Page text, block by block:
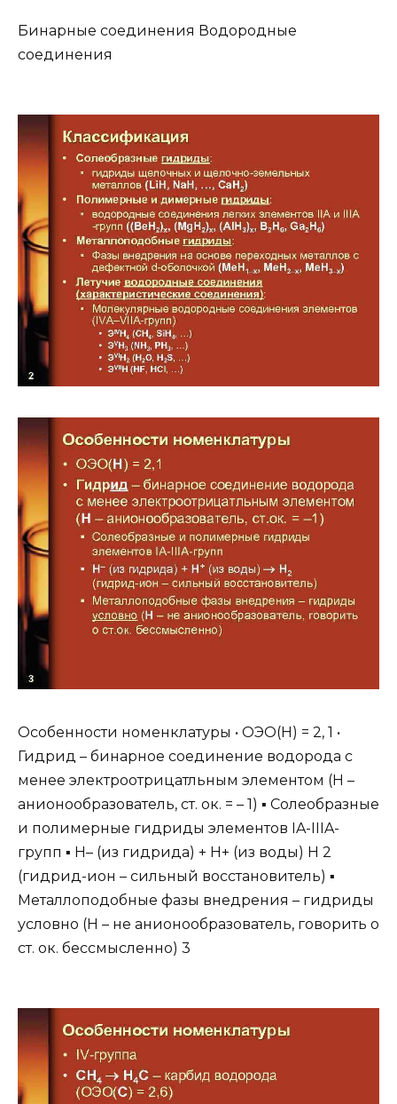
Бинарные соединения Водородные
соединения
Особенности номенклатуры • ОЭО(H) = 2, 1 •
Гидрид – бинарное соединение водорода с
менее электроотрицатльным элементом (H –
анионообразователь, ст. ок. = – 1) ▪ Солеобразные
и полимерные гидриды элементов IA-IIIA-
групп ▪ H– (из гидрида) + H+ (из воды) H 2
(гидрид-ион – сильный восстановитель) ▪
Металлоподобные фазы внедрения – гидриды
условно (H – не анионообразователь, говорить о
ст. ок. бессмысленно) 3